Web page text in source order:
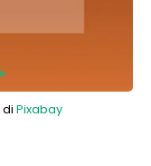
di Pixabay